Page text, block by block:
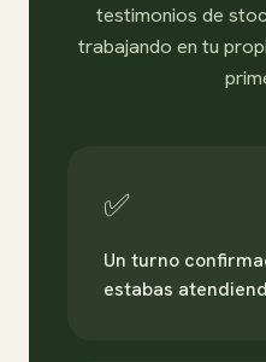
testimonios de
trabajando en tu
✅
Un turno
estabas